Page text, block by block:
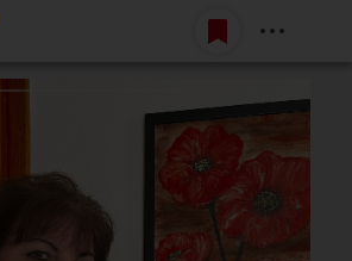
Belépés